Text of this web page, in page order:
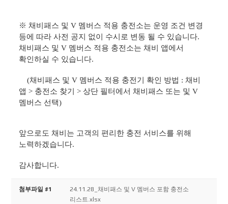
※ 채비패스 및 V 멤버스 적용 충전소는 운영 조건 변경
등에 따라 사전 공지 없이 수시로 변동 될 수 있습니다.
채비패스 및 V 멤버스 적용 충전소는 채비 앱에서
확인하실 수 있습니다.
(채비패스 및 V 멤버스 적용 충전기 확인 방법 : 채비
앱 > 충전소 찾기 > 상단 필터에서 채비패스 또는 및 V
멤버스 선택)
앞으로도 채비는 고객의 편리한 충전 서비스를 위해
노력하겠습니다.
감사합니다.
첨부파일 #1
24.11.28_채비패스 및 V 멤버스 포함 충전소
리스트.xlsx